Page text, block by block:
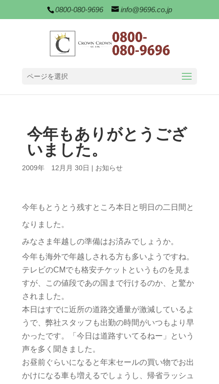
0800-080-9696 info@9696.co.jp
ページを選択
今年もありがとうござ
いました。
2009年 12月月 30日 | お知らせ
今年もとうとう残すところ本日と明日の二日間と
なりました。
みなさま年越しの準備はお済みでしょうか。
今年も海外で年越しされる方も多いようですね。
テレビのCMでも格安チケットというものを見ま
すが、この値段であの国まで行けるのか、と驚か
されました。
本日はすでに近所の道路交通量が激減しているよ
うで、弊社スタッフも出勤の時間がいつもより早
かったです。「今日は道路すいてるねー」という
声を多く聞きました。
お昼前ぐらいになると年末セールの買い物でお出
かけになる車も増えるでしょうし、帰省ラッシュ